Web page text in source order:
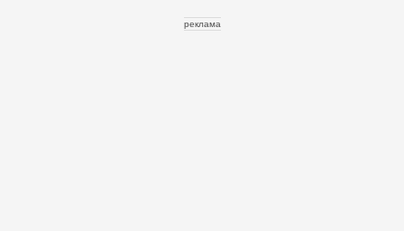
реклама